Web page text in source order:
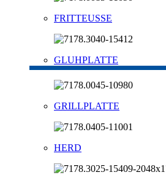
FRITTEUSSE
GLUHPLATTE
GRILLPLATTE
HERD